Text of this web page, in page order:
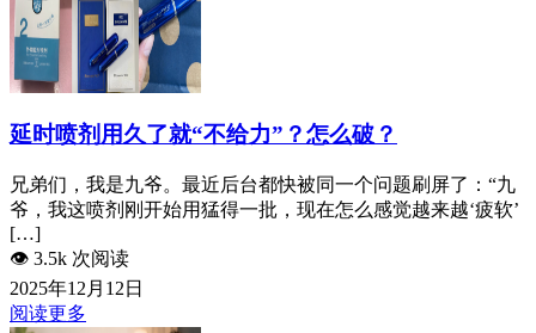
延时喷剂用久了就“不给力”？怎么破？
兄弟们，我是九爷。最近后台都快被同一个问题刷屏了：“九
爷，我这喷剂刚开始用猛得一批，现在怎么感觉越来越‘疲软’
[…]
👁️ 3.5k 次阅读
2025年12月12日
阅读更多